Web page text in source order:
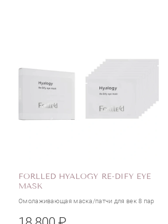
FORLLED HYALOGY RE-DIFY EYE
MASK
Омолаживающая маска/патчи для век 8 пар